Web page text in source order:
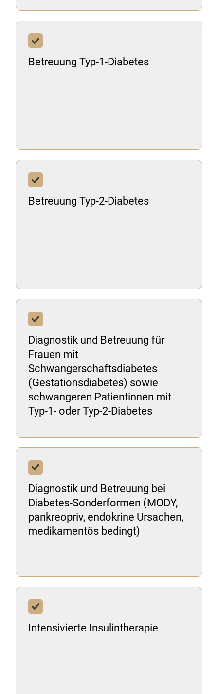
Betreuung Typ-1-Diabetes
Betreuung Typ-2-Diabetes
Diagnostik und Betreuung für
Frauen mit
Schwangerschaftsdiabetes
(Gestationsdiabetes) sowie
schwangeren Patientinnen mit
Typ-1- oder Typ-2-Diabetes
Diagnostik und Betreuung bei
Diabetes-Sonderformen (MODY,
pankreopriv, endokrine Ursachen,
medikamentös bedingt)
Intensivierte Insulintherapie